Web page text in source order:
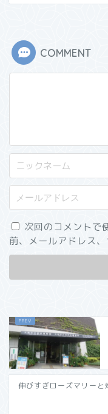
COMMENT
次回のコメントで
前、メールアドレス、
伸びすぎローズマリーと